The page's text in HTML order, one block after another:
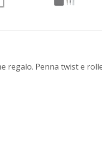
regalo. Penna twist e